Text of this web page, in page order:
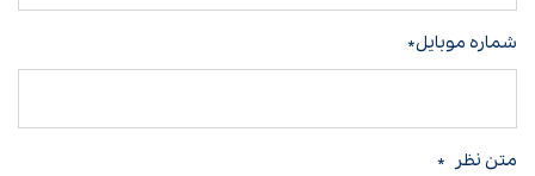
شماره موبایل*
متن نظر *